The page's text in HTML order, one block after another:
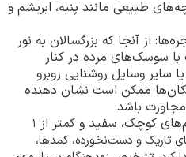
طبیعی مانند پنبه، ابریشم و
از آنجا که بزرگسالان به نور
سوسک‌های مرده در کنار
سایر وسایل روشنایی روبرو
ممکن است نشان دهنده
باشد.
کوچک، سفید و کمتر از ۱
تاریک و دست‌نخورده، کمدها،